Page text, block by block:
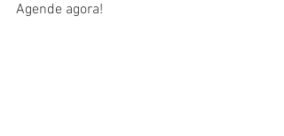
Agende agora!